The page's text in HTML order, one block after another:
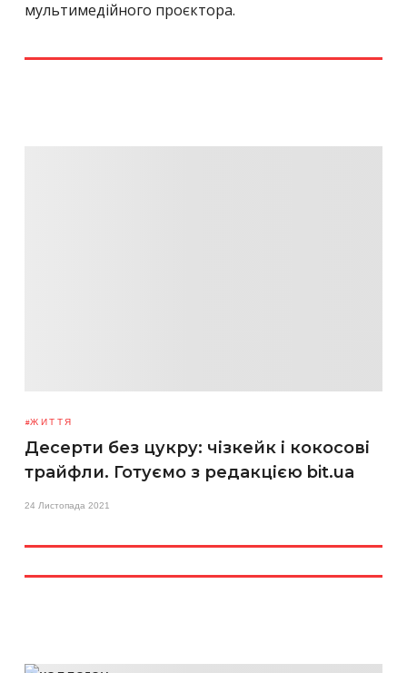
мультимедійного проєктора.
ЖИТТЯ
Десерти без цукру: чізкейк і кокосові
трайфли. Готуємо з редакцією bit.ua
24 Листопада 2021